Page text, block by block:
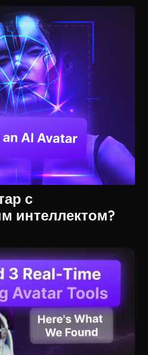
с
интеллектом?